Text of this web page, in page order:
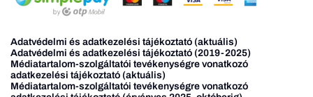
Adatvédelmi és adatkezelési tájékoztató (aktuális)
Adatvédelmi és adatkezelési tájékoztató (2019-2025)
Médiatartalom-szolgáltatói tevékenységre vonatkozó
adatkezelési tájékoztató (aktuális)
Médiatartalom-szolgáltatói tevékenységre vonatkozó